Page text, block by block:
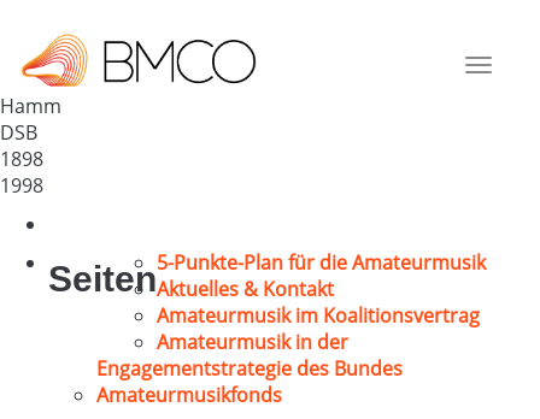
Toggle
Deutschland
59077
Hamm
DSB
1898
1998
Seiten5-Punkte-Plan für die Amateurmusik
Aktuelles & Kontakt
Amateurmusik im Koalitionsvertrag
Amateurmusik in der
Engagementstrategie des Bundes
Amateurmusikfonds